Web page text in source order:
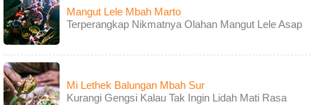
Mangut Lele Mbah Marto
Terperangkap Nikmatnya Olahan Mangut Lele Asap
Mi Lethek Balungan Mbah Sur
Kurangi Gengsi Kalau Tak Ingin Lidah Mati Rasa